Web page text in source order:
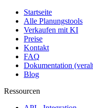
Startseite
Alle Planungstools
Verkaufen mit KI
Preise
Kontakt
FAQ
Dokumentation
Blog
Ressourcen